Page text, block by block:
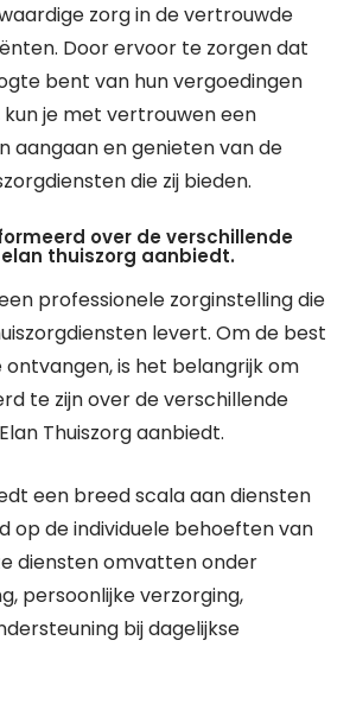
zorg in de vertrouwde
Door ervoor te zorgen dat
bent van hun vergoedingen
je met vertrouwen een
aangaan en genieten van de
die zij bieden.
over de verschillende
thuiszorg aanbiedt.
professionele zorginstelling die
levert. Om de best
is het belangrijk om
te zijn over de verschillende
Thuiszorg aanbiedt.
een breed scala aan diensten
op de individuele behoeften van
diensten omvatten onder
persoonlijke verzorging,
bij dagelijkse